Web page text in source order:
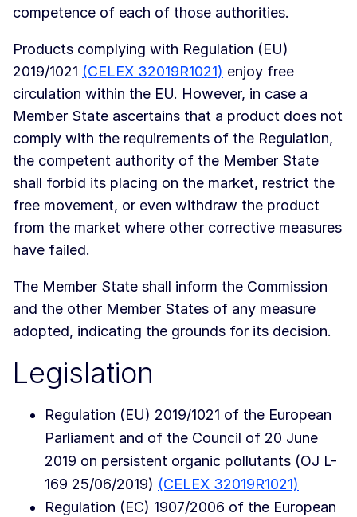
competence of each of those authorities.
Products complying with Regulation (EU)
2019/1021 (CELEX 32019R1021) enjoy free
circulation within the EU. However, in case a
Member State ascertains that a product does not
comply with the requirements of the Regulation,
the competent authority of the Member State
shall forbid its placing on the market, restrict the
free movement, or even withdraw the product
from the market where other corrective measures
have failed.
The Member State shall inform the Commission
and the other Member States of any measure
adopted, indicating the grounds for its decision.
Legislation
Regulation (EU) 2019/1021 of the European
Parliament and of the Council of 20 June
2019 on persistent organic pollutants (OJ L-
169 25/06/2019) (CELEX 32019R1021)
Regulation (EC) 1907/2006 of the European